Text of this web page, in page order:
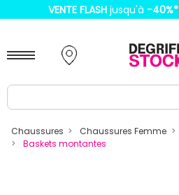
VENTE FLASH jusqu'à -40%*
Chaussures Chaussures Femme
Baskets montantes